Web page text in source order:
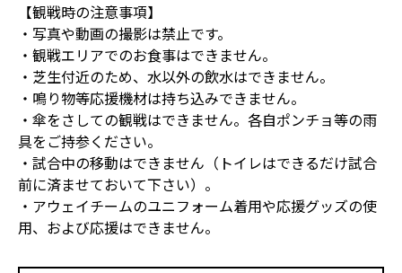
【観戦時の注意事項】
・写真や動画の撮影は禁止です。
・観戦エリアでのお食事はできません。
・芝生付近のため、水以外の飲水はできません。
・鳴り物等応援機材は持ち込みできません。
・傘をさしての観戦はできません。各自ポンチョ等の雨
具をご持参ください。
・試合中の移動はできません（トイレはできるだけ試合
前に済ませておいて下さい）。
・アウェイチームのユニフォーム着用や応援グッズの使
用、および応援はできません。